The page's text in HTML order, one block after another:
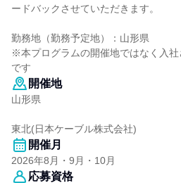
ードバックさせていただきます。
勤務地（勤務予定地）：山形県
※本プログラムの開催地ではなく入
です
開催地
山形県
東北(日本ケーブル株式会社)
開催月
2026年8月・9月・10月
応募資格